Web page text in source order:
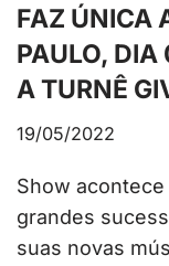
FAZ ÚNICA
PAULO, DIA
A TURNÊ
19/05/2022
Show
grandes
suas novas